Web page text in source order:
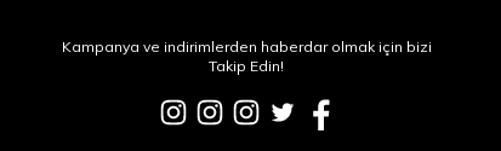
Kampanya ve indirimlerden haberdar olmak için bizi
Takip Edin!